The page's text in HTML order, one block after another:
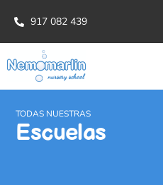
917 082 439
TODAS NUESTRAS
Escuelas